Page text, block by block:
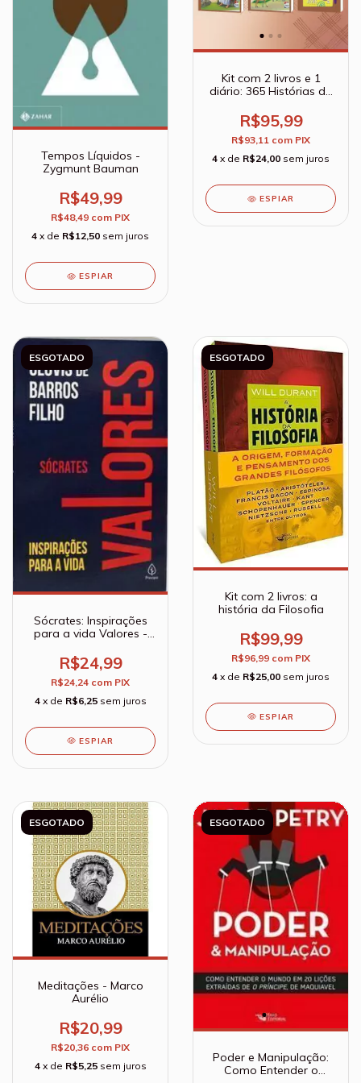
Tempos Líquidos -
Zygmunt Bauman
R$49,99
R$48,49 com PIX
4 x de R$12,50 sem juros
ESPIAR
Kit com 2 livros e 1
diário: 365 Histórias da
Animais ; Meu Diário -
Segredos Com Jesus
com caneta tinta
invisível
R$95,99
R$93,11 com PIX
4 x de R$24,00 sem juros
ESPIAR
ESGOTADO
Sócrates: Inspirações
para a vida Valores -
R$24,99
R$24,24 com PIX
4 x de R$6,25 sem juros
ESPIAR
ESGOTADO
Kit com 2 livros: a
história da Filosofia
R$99,99
R$96,99 com PIX
4 x de R$25,00 sem juros
ESPIAR
ESGOTADO
Meditações - Marco
Aurélio
R$20,99
R$20,36 com PIX
4 x de R$5,25 sem juros
ESGOTADO
Poder e Manipulação:
Como Entender o